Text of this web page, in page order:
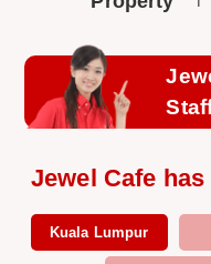
Jewel Cafe
Kuala Lumpur